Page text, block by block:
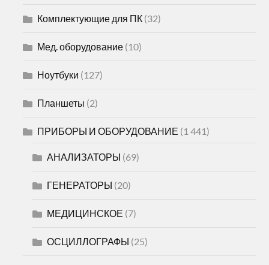
Комплектующие для ПК (32)
Мед. оборудование (10)
Ноутбуки (127)
Планшеты (2)
ПРИБОРЫ И ОБОРУДОВАНИЕ (1 441)
АНАЛИЗАТОРЫ (69)
ГЕНЕРАТОРЫ (20)
МЕДИЦИНСКОЕ (7)
ОСЦИЛЛОГРАФЫ (25)